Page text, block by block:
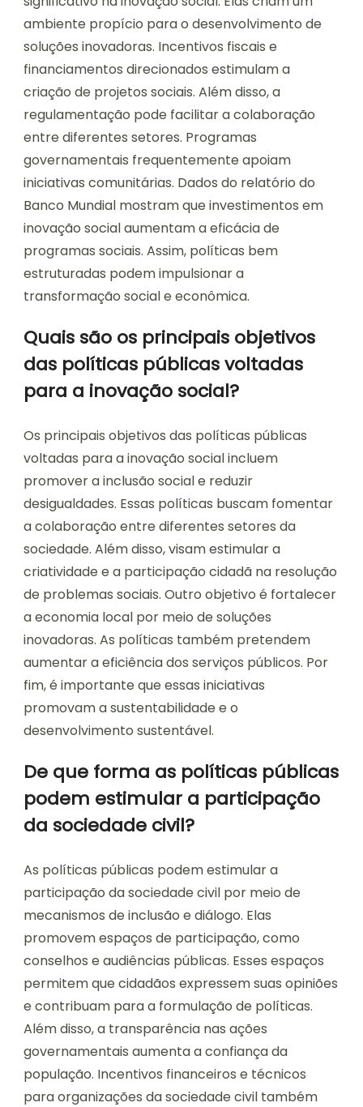
ambiente propício para o desenvolvimento de
soluções inovadoras. Incentivos fiscais e
financiamentos direcionados estimulam a
criação de projetos sociais. Além disso, a
regulamentação pode facilitar a colaboração
entre diferentes setores. Programas
governamentais frequentemente apoiam
iniciativas comunitárias. Dados do relatório do
Banco Mundial mostram que investimentos em
inovação social aumentam a eficácia de
programas sociais. Assim, políticas bem
estruturadas podem impulsionar a
transformação social e econômica.
Quais são os principais objetivos
das políticas públicas voltadas
para a inovação social?
Os principais objetivos das políticas públicas
voltadas para a inovação social incluem
promover a inclusão social e reduzir
desigualdades. Essas políticas buscam fomentar
a colaboração entre diferentes setores da
sociedade. Além disso, visam estimular a
criatividade e a participação cidadã na resolução
de problemas sociais. Outro objetivo é fortalecer
a economia local por meio de soluções
inovadoras. As políticas também pretendem
aumentar a eficiência dos serviços públicos. Por
fim, é importante que essas iniciativas
promovam a sustentabilidade e o
desenvolvimento sustentável.
De que forma as políticas públicas
podem estimular a participação
da sociedade civil?
As políticas públicas podem estimular a
participação da sociedade civil por meio de
mecanismos de inclusão e diálogo. Elas
promovem espaços de participação, como
conselhos e audiências públicas. Esses espaços
permitem que cidadãos expressem suas opiniões
e contribuam para a formulação de políticas.
Além disso, a transparência nas ações
governamentais aumenta a confiança da
população. Incentivos financeiros e técnicos
para organizações da sociedade civil também